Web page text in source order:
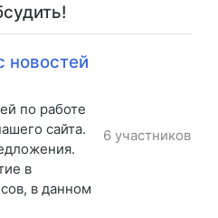
новостей
по работе
сайта.
в
в данном
6 участников